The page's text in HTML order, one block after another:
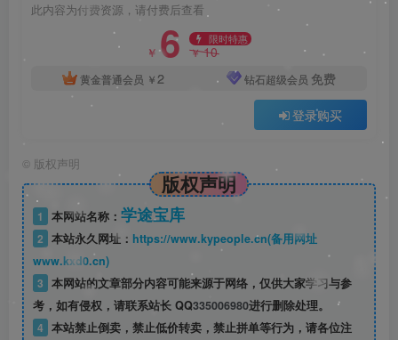
此内容为付费资源，请付费后查看
￥ 6 限时特惠
￥10
黄金普通会员 ￥2 钻石超级会员 免费
登录购买
© 版权声明
版权声明
1 本网站名称： 学途宝库
2 本站永久网址： https://www.kypeople.cn(备用网址
www.kxd0.cn)
3 本网站的文章部分内容可能来源于网络，仅供大家学习与参
考，如有侵权，请联系站长 QQ335006980进行删除处理。
4 本站禁止倒卖，禁止低价转卖，禁止拼单等行为，请各位注